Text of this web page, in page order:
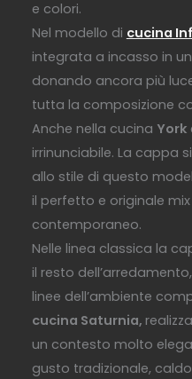
e colori.
Nel modello di cucina
integrata a incasso in un
donando ancora più
tutta la composizione
Anche nella cucina York
irrinunciabile. La cappa
allo stile di questo
il perfetto e originale
contemporaneo.
Nelle linea classica la
il resto
linee dell’ambiente
cucina Saturnia,
un contesto molto
gusto tradizionale,